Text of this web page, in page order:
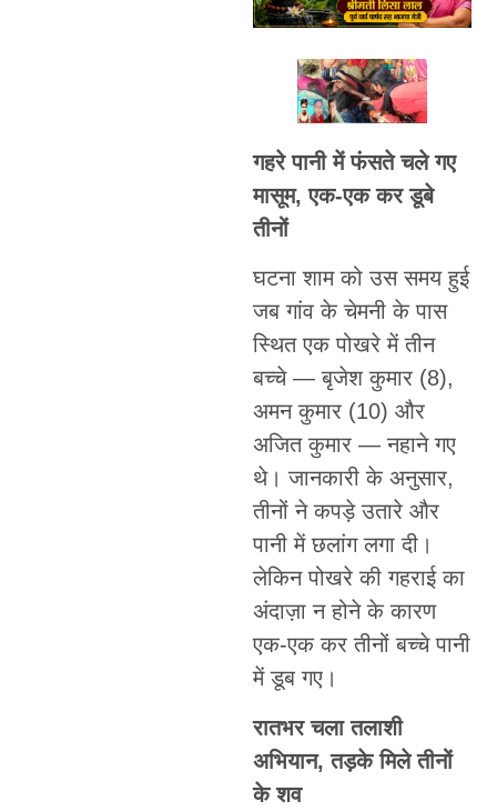
गहरे पानी में फंसते चले गए
मासूम, एक-एक कर डूबे
तीनों
घटना शाम को उस समय हुई
जब गांव के चेमनी के पास
स्थित एक पोखरे में तीन
बच्चे — बृजेश कुमार (8),
अमन कुमार (10) और
अजित कुमार — नहाने गए
थे। जानकारी के अनुसार,
तीनों ने कपड़े उतारे और
पानी में छलांग लगा दी।
लेकिन पोखरे की गहराई का
अंदाज़ा न होने के कारण
एक-एक कर तीनों बच्चे पानी
में डूब गए।
रातभर चला तलाशी
अभियान, तड़के मिले तीनों
के शव